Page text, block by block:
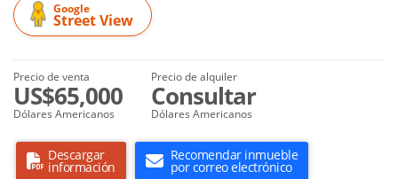
Google
Street View
Precio de venta
US$65,000
Dólares Americanos
Precio de alquiler
Consultar
Dólares Americanos
Descargar
información
Recomendar inmueble
por correo electrónico